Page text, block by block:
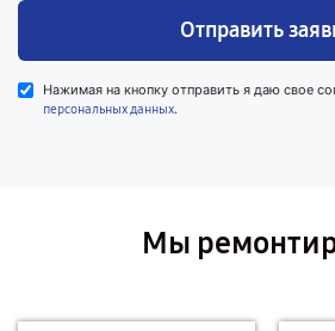
Отправить
Нажимая на кнопку отправить я даю свое
персональных данных.
Мы